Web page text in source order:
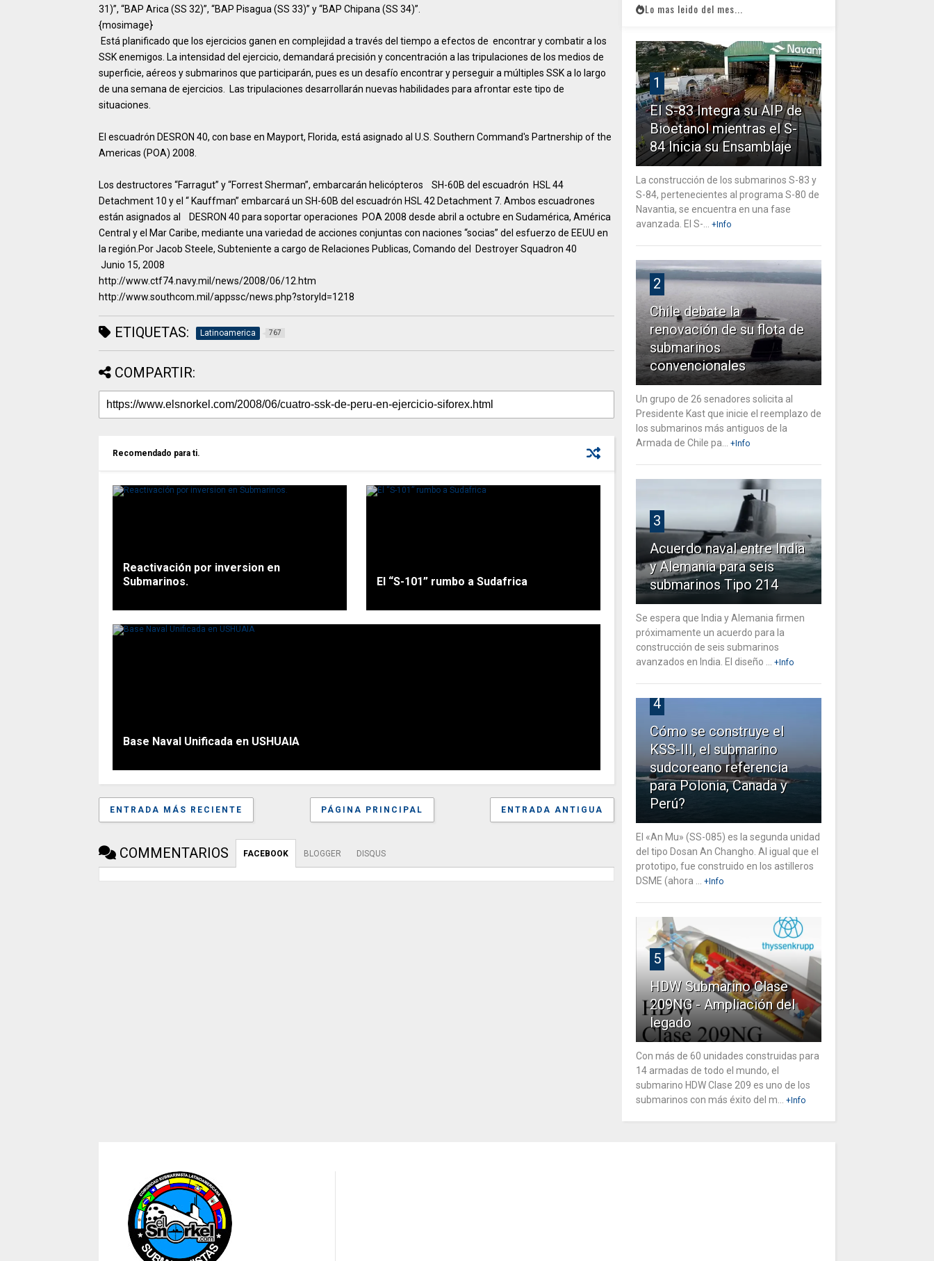
31)”, “BAP Arica (SS 32)”, “BAP Pisagua (SS 33)” y “BAP Chipana (SS 34)”.
{mosimage}
Está planificado que los ejercicios ganen en complejidad a través del tiempo a efectos de encontrar y combatir a los
SSK enemigos. La intensidad del ejercicio, demandará precisión y concentración a las tripulaciones de los medios de
superficie, aéreos y submarinos que participarán, pues es un desafío encontrar y perseguir a múltiples SSK a lo largo
de una semana de ejercicios. Las tripulaciones desarrollarán nuevas habilidades para afrontar este tipo de
situaciones.
El escuadrón DESRON 40, con base en Mayport, Florida, está asignado al U.S. Southern Command's Partnership of the
Americas (POA) 2008.
Los destructores “Farragut” y “Forrest Sherman”, embarcarán helicópteros SH-60B del escuadrón HSL 44
Detachment 10 y el “ Kauffman” embarcará un SH-60B del escuadrón HSL 42 Detachment 7. Ambos escuadrones
están asignados al DESRON 40 para soportar operaciones POA 2008 desde abril a octubre en Sudamérica, América
Central y el Mar Caribe, mediante una variedad de acciones conjuntas con naciones “socias” del esfuerzo de EEUU en
la región.Por Jacob Steele, Subteniente a cargo de Relaciones Publicas, Comando del Destroyer Squadron 40
Junio 15, 2008
http://www.ctf74.navy.mil/news/2008/06/12.htm
http://www.southcom.mil/appssc/news.php?storyId=1218
ETIQUETAS: Latinoamerica 767
COMPARTIR:
Recomendado para ti.
Reactivación por inversion en
Submarinos.
El “S-101” rumbo a Sudafrica
Base Naval Unificada en USHUAIA
ENTRADA MÁS RECIENTE ENTRADA ANTIGUA
PÁGINA PRINCIPAL
COMMENTARIOS FACEBOOK BLOGGER DISQUS
Lo mas leido del mes...
1
El S-83 Integra su AIP de
Bioetanol mientras el S-
84 Inicia su Ensamblaje
La construcción de los submarinos S-83 y
S-84, pertenecientes al programa S-80 de
Navantia, se encuentra en una fase
avanzada. El S-...
+Info
2
Chile debate la
renovación de su flota de
submarinos
convencionales
Un grupo de 26 senadores solicita al
Presidente Kast que inicie el reemplazo de
los submarinos más antiguos de la
Armada de Chile pa...
+Info
3
Acuerdo naval entre India
y Alemania para seis
submarinos Tipo 214
Se espera que India y Alemania firmen
próximamente un acuerdo para la
construcción de seis submarinos
avanzados en India. El diseño ...
+Info
4
Cómo se construye el
KSS-III, el submarino
sudcoreano referencia
para Polonia, Canada y
Perú?
El «An Mu» (SS-085) es la segunda unidad
del tipo Dosan An Changho. Al igual que el
prototipo, fue construido en los astilleros
DSME (ahora ...
+Info
5
HDW Submarino Clase
209NG - Ampliación del
legado
Con más de 60 unidades construidas para
14 armadas de todo el mundo, el
submarino HDW Clase 209 es uno de los
submarinos con más éxito del m...
+Info